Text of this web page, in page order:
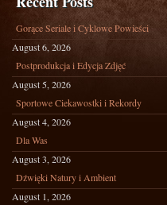
Gorące Seriale i Cyklowe Powieści
August 6, 2026
Postprodukcja i Edycja Zdjęć
August 5, 2026
Sportowe Ciekawostki i Rekordy
August 4, 2026
Dla Was
August 3, 2026
Dźwięki Natury i Ambient
August 1, 2026